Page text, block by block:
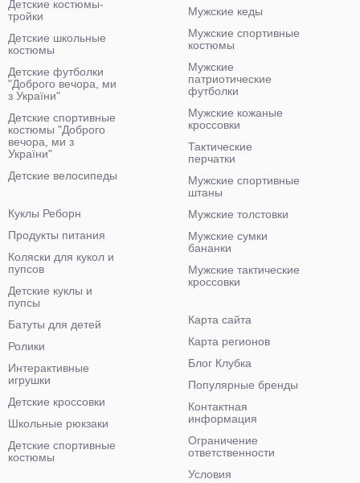
Детские костюмы-
тройки
Детские школьные
костюмы
Детские футболки
"Доброго вечора, ми
з України"
Детские спортивные
костюмы "Доброго
вечора, ми з
України"
Детские велосипеды
Мужские кеды
Мужские спортивные
костюмы
Мужские
патриотические
футболки
Мужские кожаные
кроссовки
Тактические
перчатки
Мужские спортивные
штаны
Мужские толстовки
Мужские сумки
бананки
Мужские тактические
кроссовки
Куклы Реборн
Продукты питания
Коляски для кукол и
пупсов
Детские куклы и
пупсы
Батуты для детей
Ролики
Интерактивные
игрушки
Детские кроссовки
Школьные рюкзаки
Детские спортивные
костюмы
Карта сайта
Карта регионов
Блог Клубка
Популярные бренды
Контактная
информация
Ограничение
ответственности
Условия